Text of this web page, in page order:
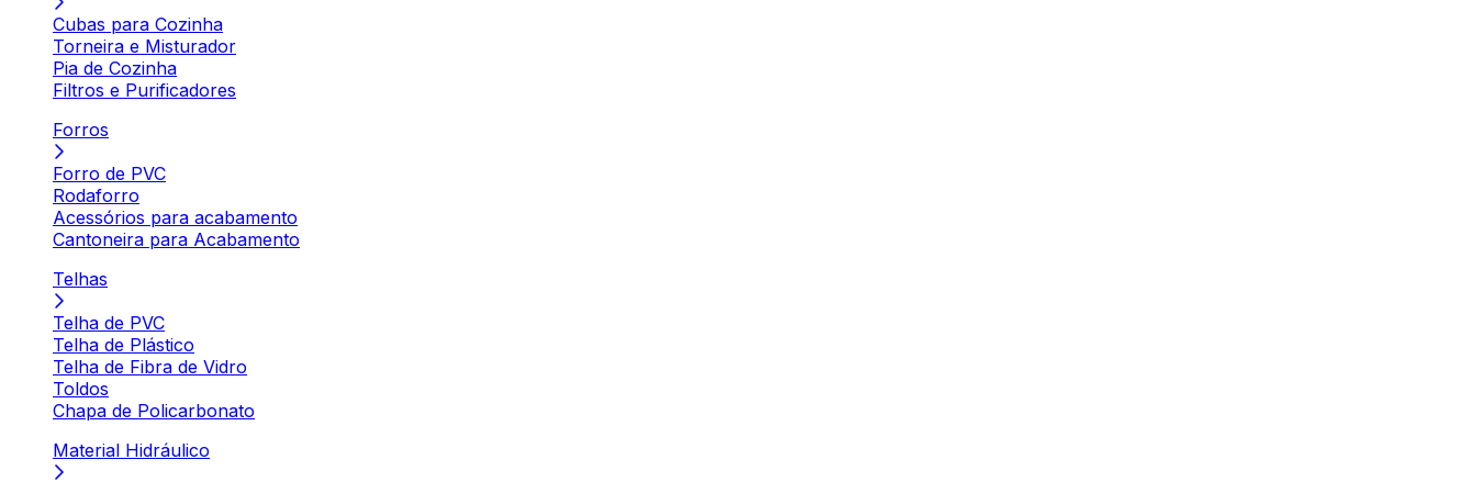
Cubas para Cozinha
Torneira e Misturador
Pia de Cozinha
Filtros e Purificadores
Forros
Forro de PVC
Rodaforro
Acessórios para acabamento
Cantoneira para Acabamento
Telhas
Telha de PVC
Telha de Plástico
Telha de Fibra de Vidro
Toldos
Chapa de Policarbonato
Material Hidráulico